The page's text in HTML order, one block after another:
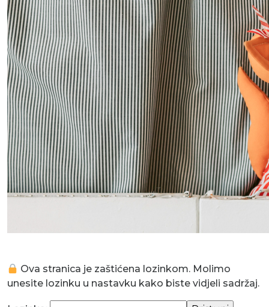
Ova stranica je zaštićena lozinkom. Molimo
unesite lozinku u nastavku kako biste vidjeli sadržaj.